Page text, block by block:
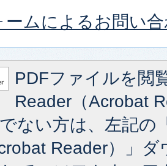
ームによるお問い
PDFファイルを閲
Reader（Acrobat
ない方は、左記の
Reader）」